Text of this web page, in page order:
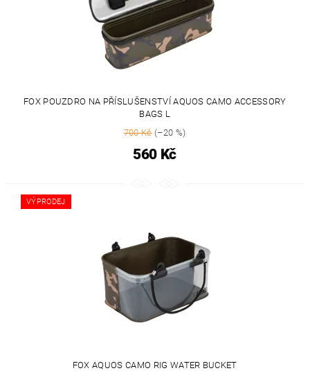
FOX POUZDRO NA PŘÍSLUŠENSTVÍ AQUOS CAMO ACCESSORY
BAGS L
700 Kč(–20 %)
560 Kč
VÝPRODEJ
FOX AQUOS CAMO RIG WATER BUCKET